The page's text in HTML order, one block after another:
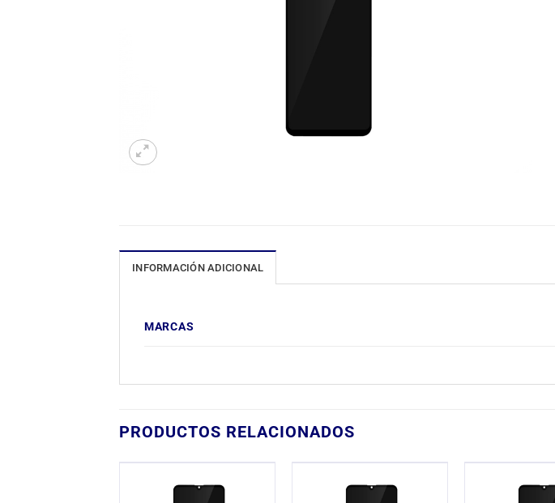
INFORMACIÓN ADICIONAL
MARCAS
PRODUCTOS RELACIONADOS